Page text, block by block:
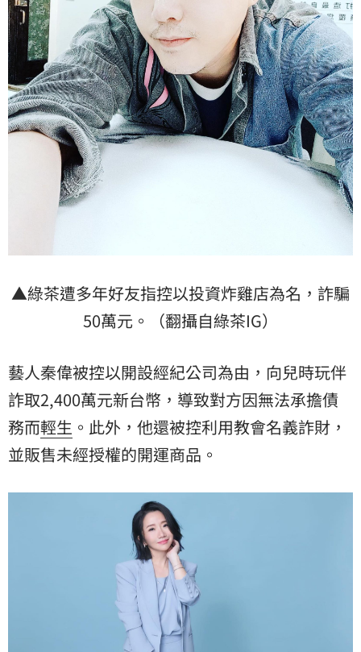
▲綠茶遭多年好友指控以投資炸雞店為名，詐騙
50萬元。（翻攝自綠茶IG）
藝人秦偉被控以開設經紀公司為由，向兒時玩伴
詐取2,400萬元新台幣，導致對方因無法承擔債
務而輕生 。此外，他還被控利用教會名義詐財，
並販售未經授權的開運商品。